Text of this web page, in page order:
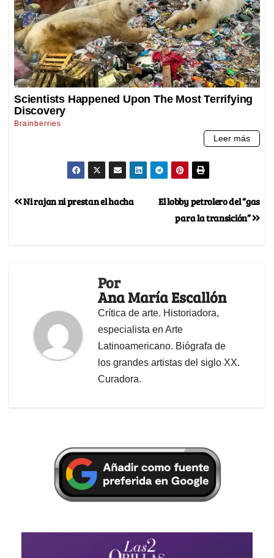
El lobby petrolero del “gas
para la transición”
Ni rajan ni prestan el hacha
Por
Ana María Escallón
Crítica de arte. Historiadora,
especialista en Arte
Latinoamericano. Biógrafa de
los grandes artistas del siglo XX.
Curadora.